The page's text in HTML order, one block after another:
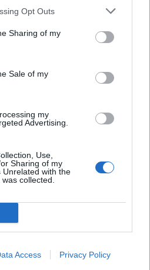
Opt Outs
Sharing of my
Sale of my
my
Advertising.
Use,
Sharing of my
Unrelated with the
collected.
Access Privacy Policy
Horší voda je jen na
parkovací automaty.
i tři nové poblíž Svaté Hory
kraj upravil pravidla soutěže.
získají body i za předcházení